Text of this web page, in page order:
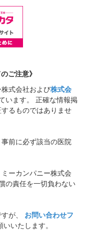
ご注意》
式会社および株式会
います。 正確な情報掲
るものではありませ
前に必ず該当の医院
ーカンパニー株式会
の責任を一切負わない
が、 お問い合わせフ
いたします。